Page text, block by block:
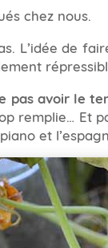
chez nous.
L’idée de
pas avoir le
remplie… Et
et